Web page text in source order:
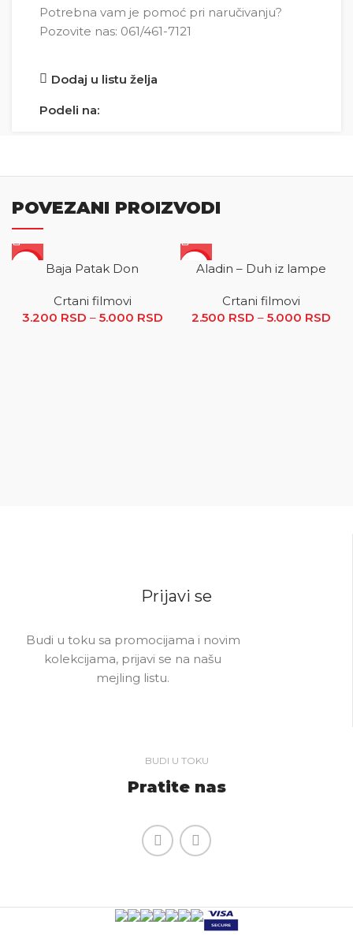
Potrebna vam je pomoć pri naručivanju?
Pozovite nas: 061/461-7121
Dodaj u listu želja
Podeli na:
POVEZANI PROIZVODI
Baja Patak Don
Crtani filmovi
3.200 RSD – 5.000 RSD
Raspon cena: od 3.200 RSD
SALE
Aladin – Duh iz lampe
Crtani filmovi
2.500 RSD – 5.000 RSD
Prijavi se
Budi u toku sa promocijama i novim
kolekcijama, prijavi se na našu
mejling listu.
BUDI U TOKU
Pratite nas